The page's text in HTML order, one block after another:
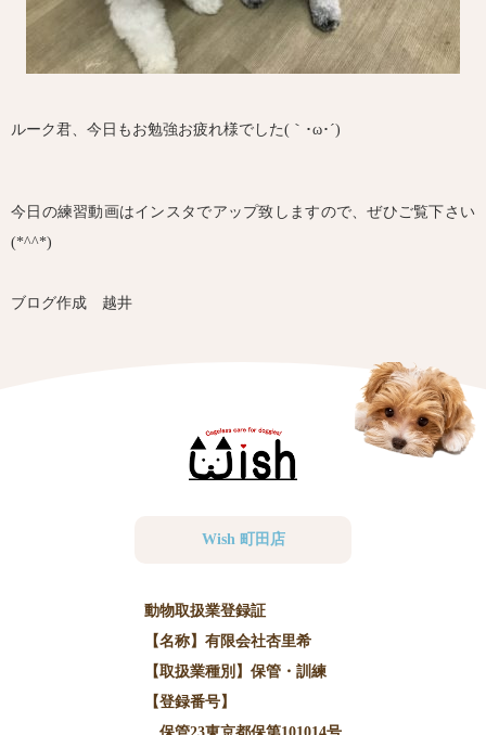
ルーク君、今日もお勉強お疲れ様でした(｀･ω･´)ゞ
今日の練習動画はインスタでアップ致しますので、ぜひご覧下さい
(*^^*)
ブログ作成 越井
Wish 町田店
動物取扱業登録証
【名称】有限会社杏里希
【取扱業種別】保管・訓練
【登録番号】